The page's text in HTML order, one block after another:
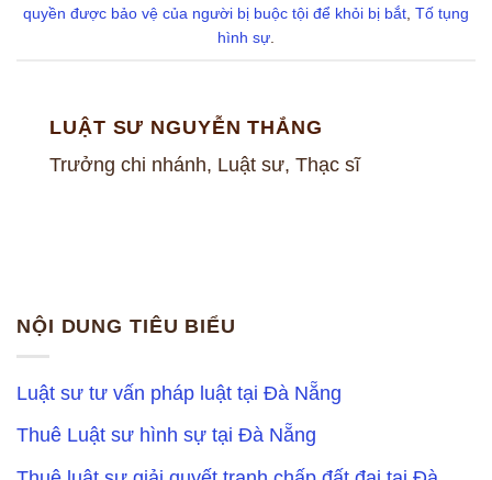
quyền được bảo vệ của người bị buộc tội để khỏi bị bắt, Tố tụng
hình sự.
LUẬT SƯ NGUYỄN THẮNG
Trưởng chi nhánh, Luật sư, Thạc sĩ
NỘI DUNG TIÊU BIỂU
Luật sư tư vấn pháp luật tại Đà Nẵng
Thuê Luật sư hình sự tại Đà Nẵng